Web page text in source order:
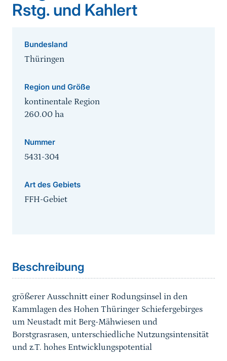
Rstg. und Kahlert
Bundesland
Thüringen
Region und Größe
kontinentale Region
260.00 ha
Nummer
5431-304
Art des Gebiets
FFH-Gebiet
Beschreibung
größerer Ausschnitt einer Rodungsinsel in den
Kammlagen des Hohen Thüringer Schiefergebirges
um Neustadt mit Berg-Mähwiesen und
Borstgrasrasen, unterschiedliche Nutzungsintensität
und z.T. hohes Entwicklungspotential